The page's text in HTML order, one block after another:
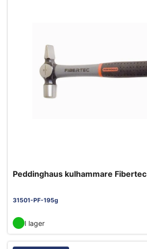
Peddinghaus kulhammare Fibertec
31501-PF-195g
I lager